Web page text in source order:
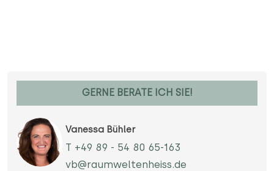
GERNE BERATE ICH SIE!
Vanessa Bühler
T +49 89 - 54 80 65-163
vb@raumweltenheiss.de